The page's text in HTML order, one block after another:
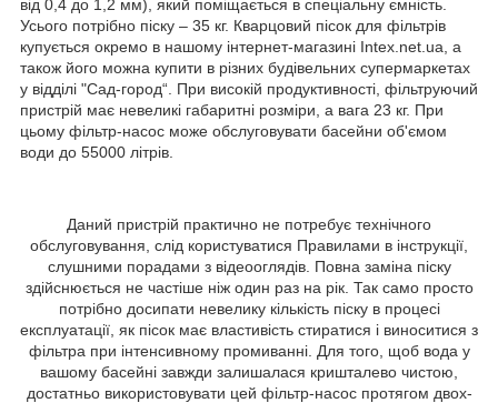
від 0,4 до 1,2 мм), який поміщається в спеціальну ємність.
Усього потрібно піску – 35 кг. Кварцовий пісок для фільтрів
купується окремо в нашому інтернет-магазині Intex.net.ua, а
також його можна купити в різних будівельних супермаркетах
у відділі "Сад-город“. При високій продуктивності, фільтруючий
пристрій має невеликі габаритні розміри, а вага 23 кг. При
цьому фільтр-насос може обслуговувати басейни об'ємом
води до 55000 літрів.
Даний пристрій практично не потребує технічного
обслуговування, слід користуватися Правилами в інструкції,
слушними порадами з відеооглядів. Повна заміна піску
здійснюється не частіше ніж один раз на рік. Так само просто
потрібно досипати невелику кількість піску в процесі
експлуатації, як пісок має властивість стиратися і виноситися з
фільтра при інтенсивному промиванні. Для того, щоб вода у
вашому басейні завжди залишалася кришталево чистою,
достатньо використовувати цей фільтр-насос протягом двох-